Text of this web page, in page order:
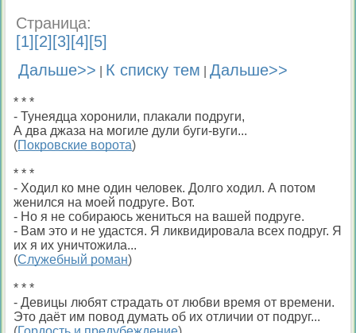
Страница:
[1][2][3][4][5]
Дальше>>
К списку тем |Дальше>>
* * *
- Тунеядца хоронили, плакали подруги,
А два джаза на могиле дули буги-вуги...
(Покровские ворота)
* * *
- Ходил ко мне один человек. Долго ходил. А потом
женился на моей подруге. Вот.
- Но я не собираюсь жениться на вашей подруге.
- Вам это и не удастся. Я ликвидировала всех подруг. Я
их я их уничтожила...
(Служебный роман)
* * *
- Девицы любят страдать от любви время от времени.
Это даёт им повод думать об их отличии от подруг...